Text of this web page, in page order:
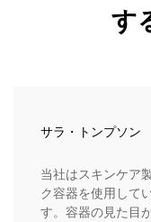
す
サラ・トンプソン
当社はスキンケア
ク容器を使用して
す。容器の見た目